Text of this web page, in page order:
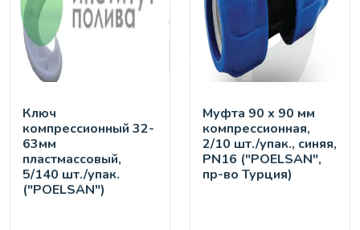
Ключ
компрессионный 32-
63мм
пластмассовый,
5/140 шт./упак.
("POELSAN")
Муфта 90 х 90 мм
компрессионная,
2/10 шт./упак., синяя,
PN16 ("POELSAN",
пр-во Турция)